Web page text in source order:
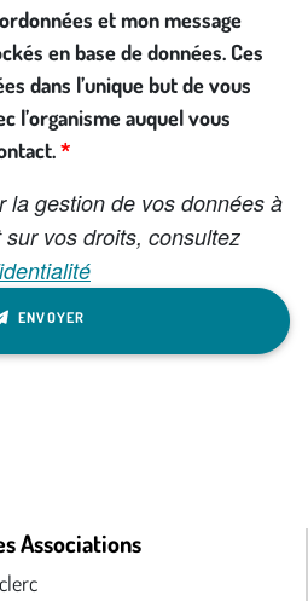
et mon message
en base de données. Ces
dans l’unique but de vous
l’organisme auquel vous
la gestion de vos données à
vos droits, consultez
ENVOYER
Associations